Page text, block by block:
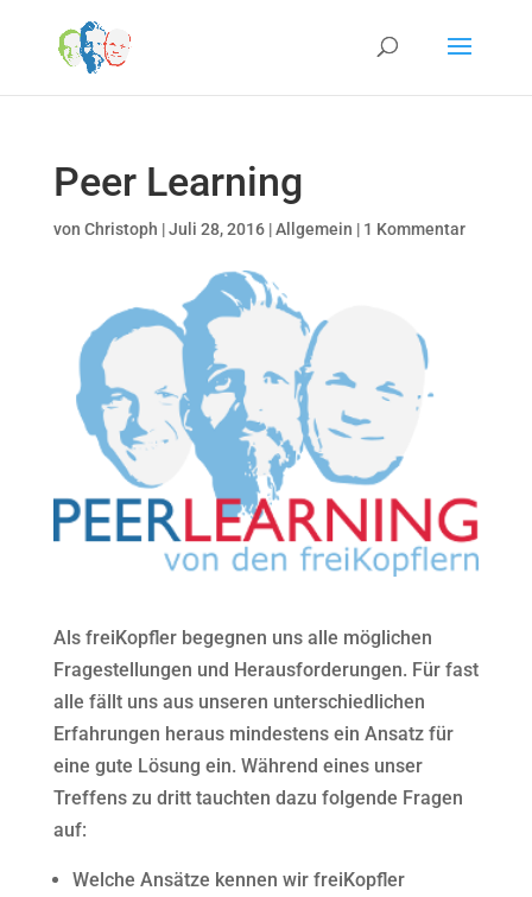
Peer Learning
von Christoph |Juli 28, 2016|Allgemein | 1 Kommentar
Als freiKopfler begegnen uns alle möglichen
Fragestellungen und Herausforderungen. Für fast
alle fällt uns aus unseren unterschiedlichen
Erfahrungen heraus mindestens ein Ansatz für
eine gute Lösung ein. Während eines unser
Treffens zu dritt tauchten dazu folgende Fragen
auf:
Welche Ansätze kennen wir freiKopfler